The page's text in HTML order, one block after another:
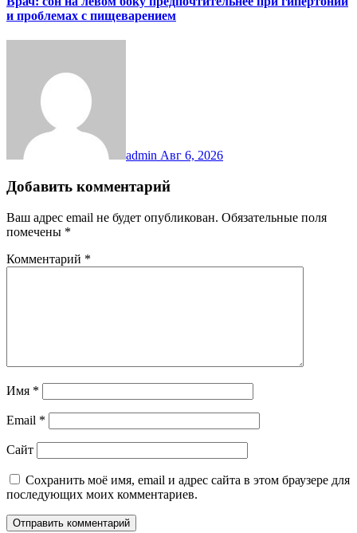
и проблемах с пищеварением
admin Авг 6, 2026
Добавить комментарий
Ваш адрес email не будет опубликован. Обязательные поля
помечены *
Комментарий *
Имя *
Email *
Сайт
Сохранить моё имя, email и адрес сайта в этом браузере для
последующих моих комментариев.